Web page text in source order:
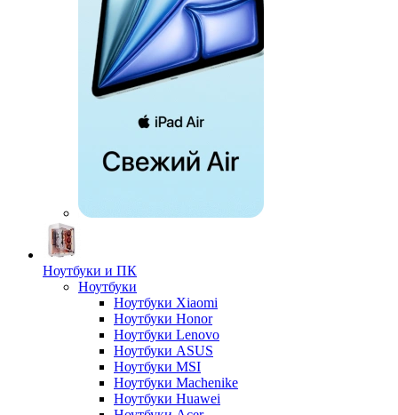
Ноутбуки и ПК
Ноутбуки
Ноутбуки Xiaomi
Ноутбуки Honor
Ноутбуки Lenovo
Ноутбуки ASUS
Ноутбуки MSI
Ноутбуки Machenike
Ноутбуки Huawei